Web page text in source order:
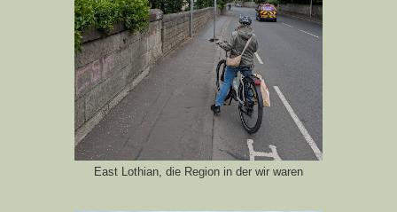
East Lothian, die Region in der wir waren